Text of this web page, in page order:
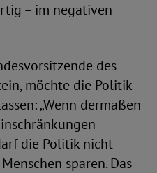
– im negativen
des
möchte die Politik
„Wenn dermaßen
die Politik nicht
sparen. Das